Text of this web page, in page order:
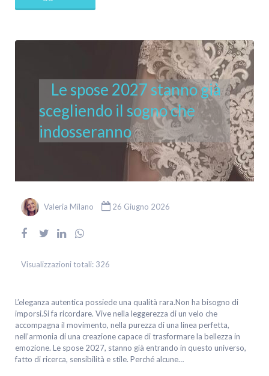
Le spose 2027 stanno già
scegliendo il sogno che
indosseranno
Valeria Milano 26 Giugno 2026
Visualizzazioni totali: 326
L’eleganza autentica possiede una qualità rara.Non ha bisogno di
imporsi.Si fa ricordare. Vive nella leggerezza di un velo che
accompagna il movimento, nella purezza di una linea perfetta,
nell’armonia di una creazione capace di trasformare la bellezza in
emozione. Le spose 2027, stanno già entrando in questo universo,
fatto di ricerca, sensibilità e stile. Perché alcune…